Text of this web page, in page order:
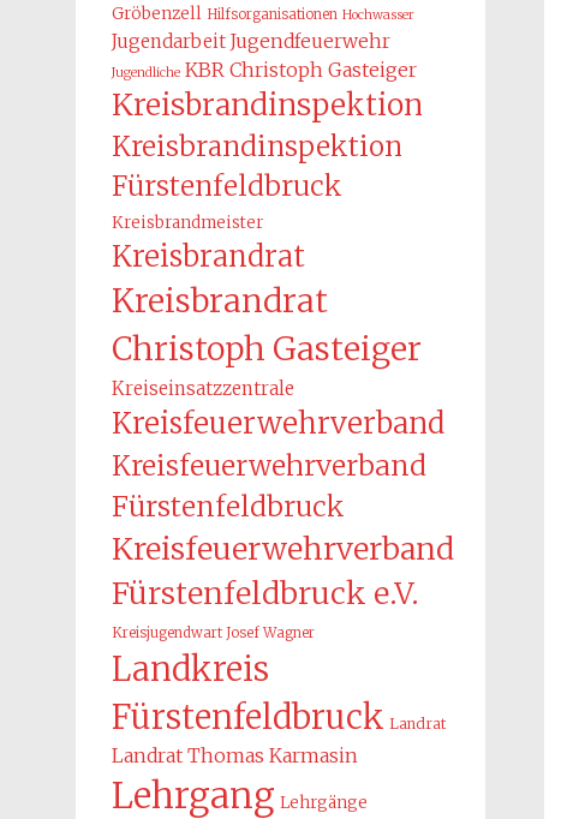
Gröbenzell Hilfsorganisationen Hochwasser
Jugendarbeit Jugendfeuerwehr
Jugendliche KBR Christoph Gasteiger
Kreisbrandinspektion
Kreisbrandinspektion
Fürstenfeldbruck
Kreisbrandmeister
Kreisbrandrat
Kreisbrandrat
Christoph Gasteiger
Kreiseinsatzzentrale
Kreisfeuerwehrverband
Kreisfeuerwehrverband
Fürstenfeldbruck
Kreisfeuerwehrverband
Fürstenfeldbruck e.V.
Kreisjugendwart Josef Wagner
Landkreis
Fürstenfeldbruck Landrat
Landrat Thomas Karmasin
Lehrgang Lehrgänge